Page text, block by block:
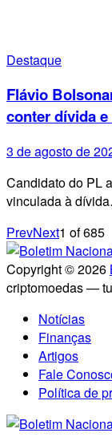
Destaque
Flávio
conter dívida
3 de agosto de
Candidato do PL
vinculada à
PrevNext1 of685
Copyright © 2026
criptomoedas —
Notícias
Finanças
Artigos
Fale
Política de